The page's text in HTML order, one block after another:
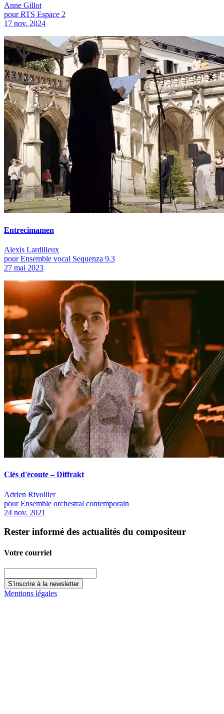
Anne Gillot
pour RTS Espace 2
17 nov. 2024
Entrecimamen
Alexis Lardilleux
pour Ensemble vocal Sequenza 9.3
27 mai 2023
Clés d'écoute – Diffrakt
Adrien Rivollier
pour Ensemble orchestral contemporain
24 nov. 2021
Rester informé des actualités du compositeur
Votre courriel
Mentions légales